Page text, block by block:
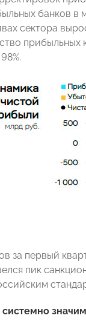
банков в
сектора
прибыльных
за первый
пик
системно